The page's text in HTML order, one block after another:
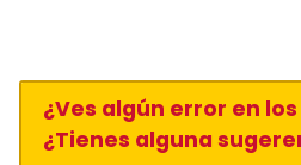
¿Ves algún error en
¿Tienes alguna